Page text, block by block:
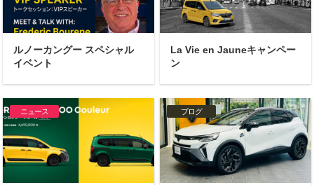
ルノーカングー スペシャル
イベント
La Vie en Jauneキャンペー
ン
ニュース ブログ